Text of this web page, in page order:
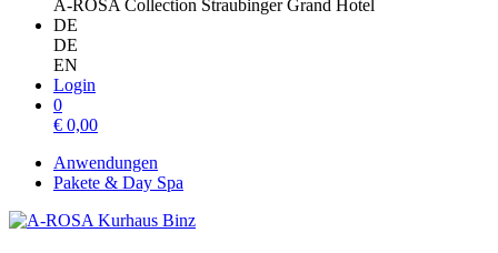
A-ROSA Collection Straubinger Grand Hotel
DE
DE
EN
Login
0
€ 0,00
Anwendungen
Pakete & Day Spa